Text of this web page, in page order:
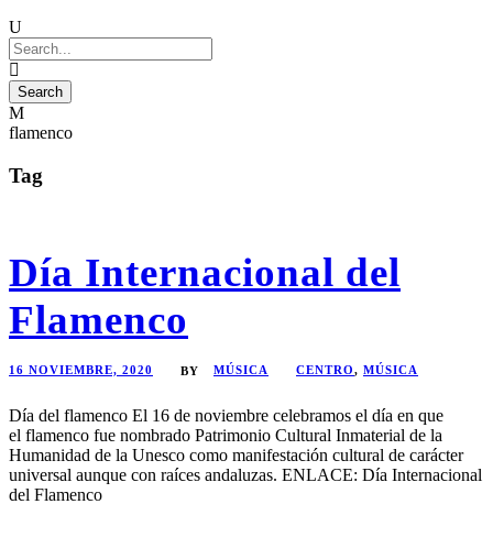
flamenco
Tag
Día Internacional del
Flamenco
16 NOVIEMBRE, 2020 BY MÚSICA CENTRO, MÚSICA
Día del flamenco El 16 de noviembre celebramos el día en que
el flamenco fue nombrado Patrimonio Cultural Inmaterial de la
Humanidad de la Unesco como manifestación cultural de carácter
universal aunque con raíces andaluzas. ENLACE: Día Internacional
del Flamenco